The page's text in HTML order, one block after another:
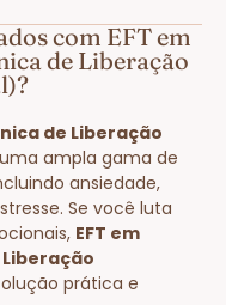
com EFT em
de Liberação
de Liberação
ampla gama de
ansiedade,
Se você luta
EFT em
prática e